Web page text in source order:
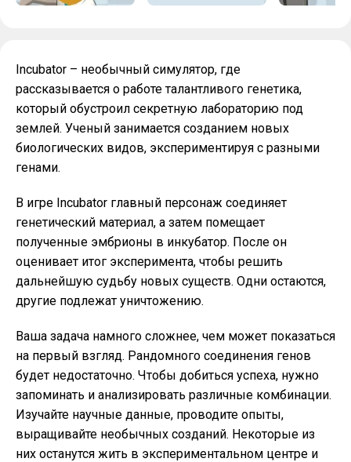
Incubator – необычный симулятор, где
рассказывается о работе талантливого генетика,
который обустроил секретную лабораторию под
землей. Ученый занимается созданием новых
биологических видов, экспериментируя с разными
генами.
В игре Incubator главный персонаж соединяет
генетический материал, а затем помещает
полученные эмбрионы в инкубатор. После он
оценивает итог эксперимента, чтобы решить
дальнейшую судьбу новых существ. Одни остаются,
другие подлежат уничтожению.
Ваша задача намного сложнее, чем может показаться
на первый взгляд. Рандомного соединения генов
будет недостаточно. Чтобы добиться успеха, нужно
запоминать и анализировать различные комбинации.
Изучайте научные данные, проводите опыты,
выращивайте необычных созданий. Некоторые из
них останутся жить в экспериментальном центре и